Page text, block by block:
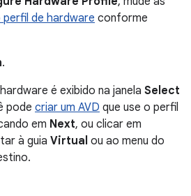
de hardware conforme
.
é exibido na janela Select
pode criar um AVD que use o perfil
em Next, ou clicar em
à guia Virtual ou ao menu do